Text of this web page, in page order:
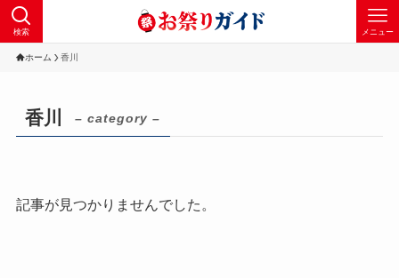
検索 メニュー
ホーム 香川
香川 – category –
記事が見つかりませんでした。